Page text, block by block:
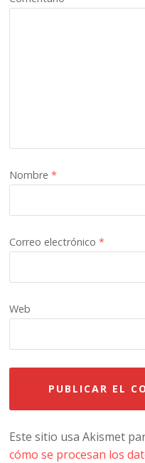
Nombre*
Correo electrónico*
Web
Este sitio usa Akismet
cómo se procesan los